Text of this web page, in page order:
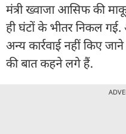
मंत्री ख्वाजा आसिफ की
ही घंटों के भीतर निकल
अन्य कार्रवाई नहीं किए
की बात कहने लगे हैं.